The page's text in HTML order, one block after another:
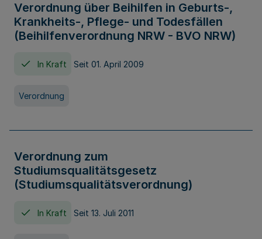
Verordnung über Beihilfen in Geburts-,
Krankheits-, Pflege- und Todesfällen
(Beihilfenverordnung NRW - BVO NRW)
In Kraft Seit 01. April 2009
Verordnung
Verordnung zum
Studiumsqualitätsgesetz
(Studiumsqualitätsverordnung)
In Kraft Seit 13. Juli 2011